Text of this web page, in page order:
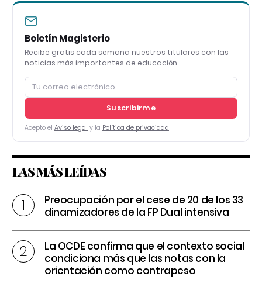
Boletín Magisterio
Recibe gratis cada semana nuestros titulares con las
noticias más importantes de educación
Suscribirme
Acepto el Aviso legal y la Política de privacidad
LAS MÁS LEÍDAS
Preocupación por el cese de 20 de los 33
dinamizadores de la FP Dual intensiva
La OCDE confirma que el contexto social
condiciona más que las notas con la
orientación como contrapeso